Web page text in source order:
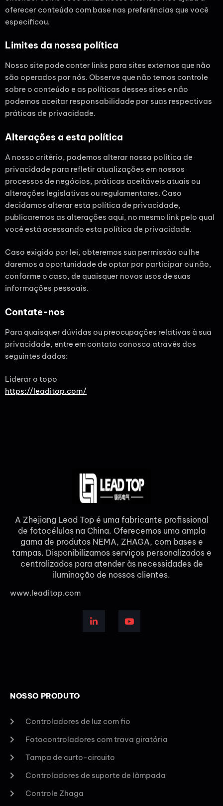
oferecer conteúdo com base nas preferências que você
especificou.
Limites da nossa política
Nosso site pode conter links para sites externos que não
são operados por nós. Observe que não temos controle
sobre o conteúdo e as políticas desses sites e não
podemos aceitar responsabilidade por suas respectivas
práticas de privacidade.
Alterações a esta política
A nosso critério, podemos alterar nossa política de
privacidade para refletir atualizações em nossos
processos de negócios, práticas aceitáveis atuais ou
alterações legislativas ou regulamentares. Caso
decidamos alterar esta política de privacidade,
publicaremos as alterações aqui, no mesmo link pelo qual
você está acessando esta política de privacidade.
Caso exigido por lei, obteremos sua permissão ou lhe
daremos a oportunidade de optar por participar ou não,
conforme o caso, de quaisquer novos usos de suas
informações pessoais.
Contate-nos
Para quaisquer dúvidas ou preocupações relativas à sua
privacidade, entre em contato conosco através dos
seguintes dados:
Liderar o topo
https://leaditop.com/
A Zhejiang Lead Top é uma fabricante profissional
de fotocélulas na China. Oferecemos uma ampla
gama de produtos NEMA, ZHAGA, com bases e
tampas. Disponibilizamos serviços personalizados e
centralizados para atender às necessidades de
iluminação de nossos clientes.
www.leaditop.com
NOSSO PRODUTO
Controladores de luz com fio
Fotocontroladores com trava giratória
Tampa de curto-circuito
Controladores de suporte de lâmpada
Controle Zhaga